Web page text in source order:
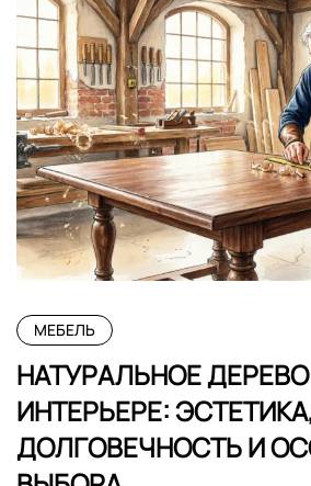
МЕБЕЛЬ
НАТУРАЛЬНОЕ
ИНТЕРЬЕРЕ:
ДОЛГОВЕЧНОСТЬ И